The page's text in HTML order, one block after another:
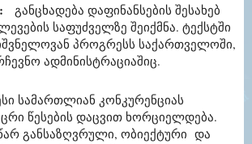
: განცხადება დაფინანსების შესახებ
საფუძველზე შეიქმნა. ტექსტში
პროგრესს საქართველოში,
ადმინისტრაციაშიც.
სამართლიან კონკურენციას
წესების დაცვით ხორციელდება.
განსაზღვრული, ობიექტური და